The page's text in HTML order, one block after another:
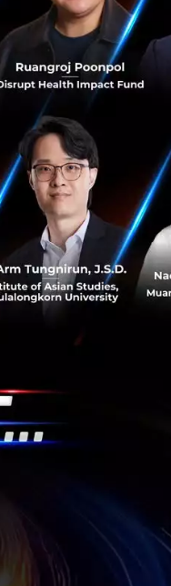
มีวิสัย
รอก